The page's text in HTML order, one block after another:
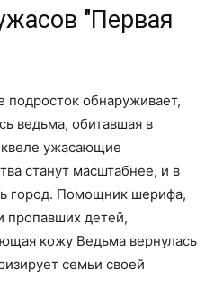
"Первая
подросток обнаруживает,
ведьма, обитавшая в
ужасающие
станут масштабнее, и в
город. Помощник шерифа,
пропавших детей,
кожу Ведьма вернулась
семьи своей